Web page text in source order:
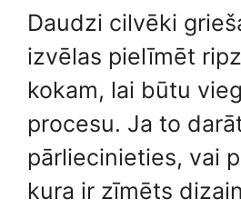
Daudzi cilvēki
izvēlas pielīmēt
kokam, lai būtu
procesu. Ja to
pārliecinieties, vai
kura ir zīmēts